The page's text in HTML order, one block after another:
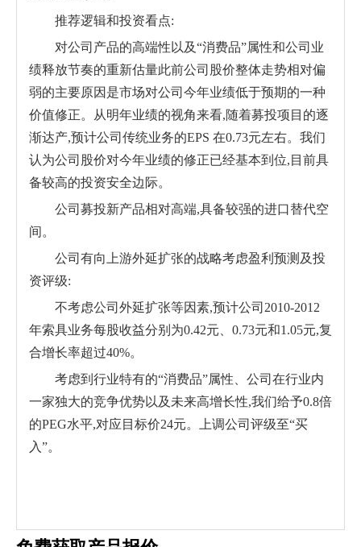
推荐逻辑和投资看点:
对公司产品的高端性以及“消费品”属性和公司业
绩释放节奏的重新估量此前公司股价整体走势相对偏
弱的主要原因是市场对公司今年业绩低于预期的一种
价值修正。从明年业绩的视角来看,随着募投项目的逐
渐达产,预计公司传统业务的EPS 在0.73元左右。我们
认为公司股价对今年业绩的修正已经基本到位,目前具
备较高的投资安全边际。
公司募投新产品相对高端,具备较强的进口替代空
间。
公司有向上游外延扩张的战略考虑盈利预测及投
资评级:
不考虑公司外延扩张等因素,预计公司2010-2012
年索具业务每股收益分别为0.42元、0.73元和1.05元,复
合增长率超过40%。
考虑到行业特有的“消费品”属性、公司在行业内
一家独大的竞争优势以及未来高增长性,我们给予0.8倍
的PEG水平,对应目标价24元。上调公司评级至“买
入”。